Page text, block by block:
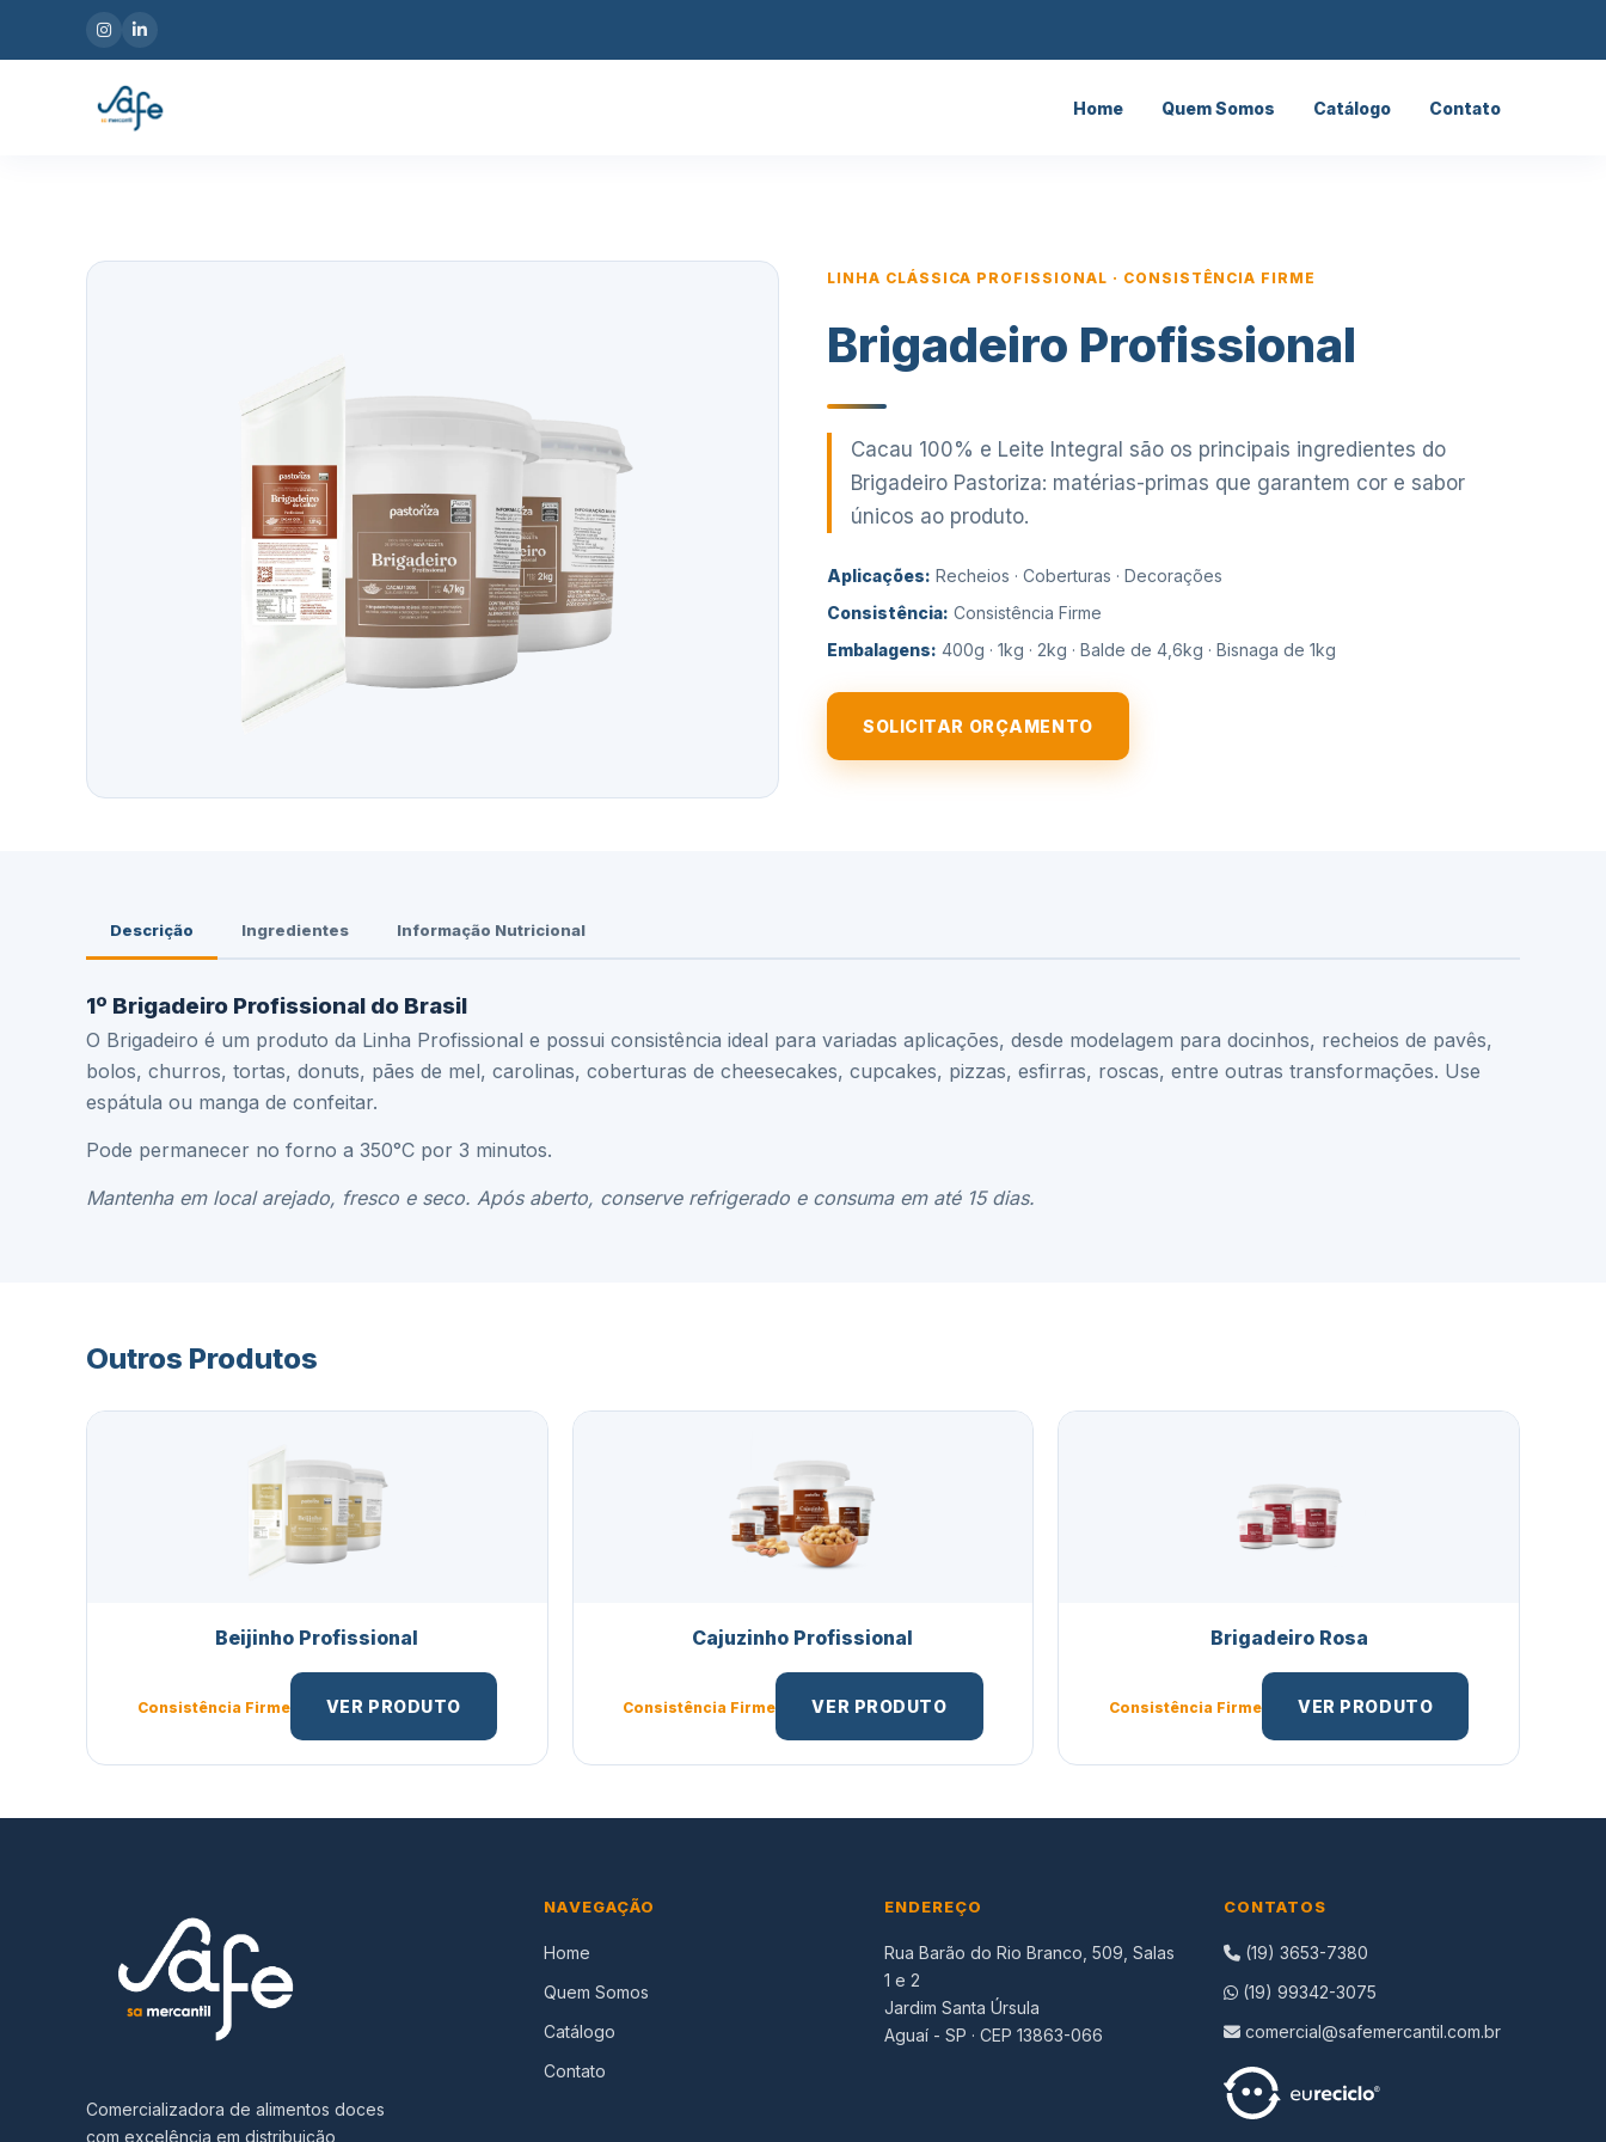
Home Quem Somos Catálogo Contato
LINHA CLÁSSICA PROFISSIONAL · CONSISTÊNCIA FIRME
Brigadeiro Profissional
Cacau 100% e Leite Integral são os principais ingredientes do
Brigadeiro Pastoriza: matérias-primas que garantem cor e sabor
únicos ao produto.
Aplicações: Recheios · Coberturas · Decorações
Consistência: Consistência Firme
Embalagens: 400g · 1kg · 2kg · Balde de 4,6kg · Bisnaga de 1kg
SOLICITAR ORÇAMENTO
Descrição Ingredientes Informação Nutricional
1º Brigadeiro Profissional do Brasil
O Brigadeiro é um produto da Linha Profissional e possui consistência ideal para variadas aplicações, desde modelagem para docinhos, recheios de pavês,
bolos, churros, tortas, donuts, pães de mel, carolinas, coberturas de cheesecakes, cupcakes, pizzas, esfirras, roscas, entre outras transformações. Use
espátula ou manga de confeitar.
Pode permanecer no forno a 350°C por 3 minutos.
Mantenha em local arejado, fresco e seco. Após aberto, conserve refrigerado e consuma em até 15 dias.
Outros Produtos
Beijinho Profissional
Consistência Firme VER PRODUTO
Cajuzinho Profissional
Consistência Firme VER PRODUTO
Brigadeiro Rosa
Consistência Firme VER PRODUTO
Comercializadora de alimentos doces
com excelência em distribuição,
NAVEGAÇÃO
Home
Quem Somos
Catálogo
Contato
ENDEREÇO
Rua Barão do Rio Branco, 509, Salas
1 e 2
Jardim Santa Úrsula
Aguaí - SP · CEP 13863-066
CONTATOS
(19) 3653-7380
(19) 99342-3075
comercial@safemercantil.com.br